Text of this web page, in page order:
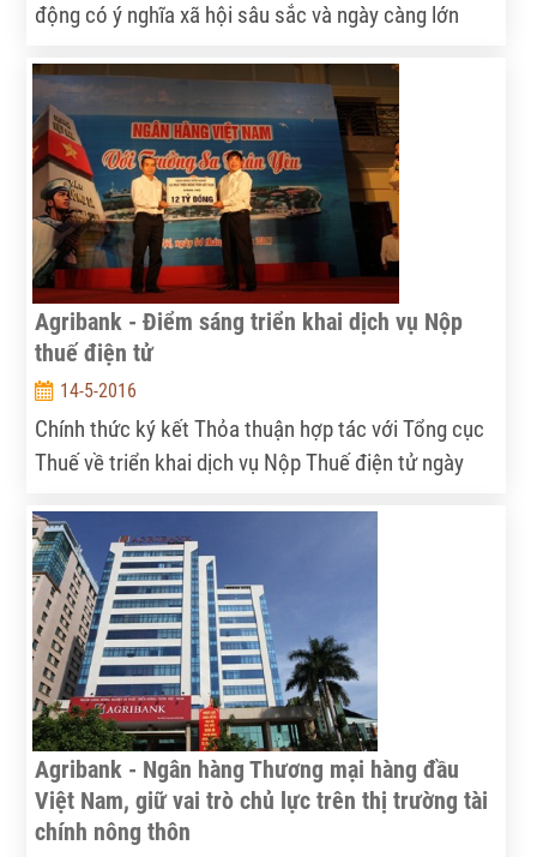
động có ý nghĩa xã hội sâu sắc và ngày càng lớn
nước đang phát triển trong đó có Việt Nam. Trải
qua 30 năm đổi mới với đường lối đúng đắn của
Đảng và Nhà nước, Việt Nam đã đạt được nhiều
thành tích ấn tượng về phát triển kinh tế- xã hội và
xóa đói giảm nghèo. Trong những thành tựu quan
trọng đó, hoạt động tài chính vi mô của Ngân hàng
Nông nghiệp và Phát triển Nông thôn (Agribank) có
phần đóng góp tích cực.
Agribank - Điểm sáng triển khai dịch vụ Nộp
thuế điện tử
14-5-2016
Chính thức ký kết Thỏa thuận hợp tác với Tổng cục
Thuế về triển khai dịch vụ Nộp Thuế điện tử ngày
thống nộp thuế điện tử tập trung, có tính sẵn sàng
và hiệu năng cao, phục vụ nhu cầu nộp thuế 24/7
của các doanh nghiệp và đáp ứng nhu cầu triển khai
trong toàn hệ thống. Dữ liệu trao đổi hệ thống Nộp
thuế điện tử của Agribank và Tổng cục Thuế được
xác thực bằng chữ ký điện tử đảm bảo chính xác, an
toàn và bảo mật.
Agribank - Ngân hàng Thương mại hàng đầu
Việt Nam, giữ vai trò chủ lực trên thị trường tài
chính nông thôn